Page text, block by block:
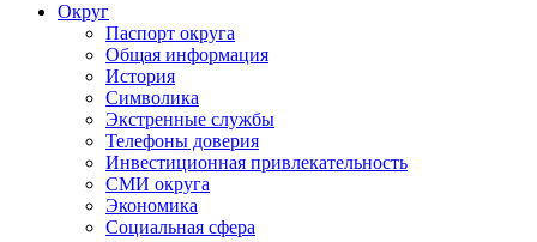
Округ
Паспорт округа
Общая информация
История
Символика
Экстренные службы
Телефоны доверия
Инвестиционная привлекательность
СМИ округа
Экономика
Социальная сфера